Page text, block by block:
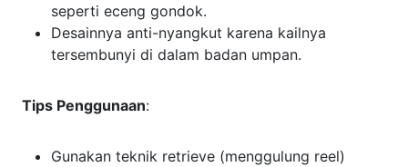
seperti eceng gondok.
Desainnya anti-nyangkut karena kailnya
tersembunyi di dalam badan umpan.
Tips Penggunaan:
Gunakan teknik retrieve (menggulung reel)